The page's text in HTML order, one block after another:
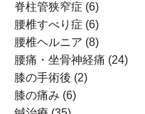
脊柱管狭窄症 (6)
腰椎すべり症 (6)
腰椎ヘルニア (8)
腰痛・坐骨神経痛 (24)
膝の手術後 (2)
膝の痛み (6)